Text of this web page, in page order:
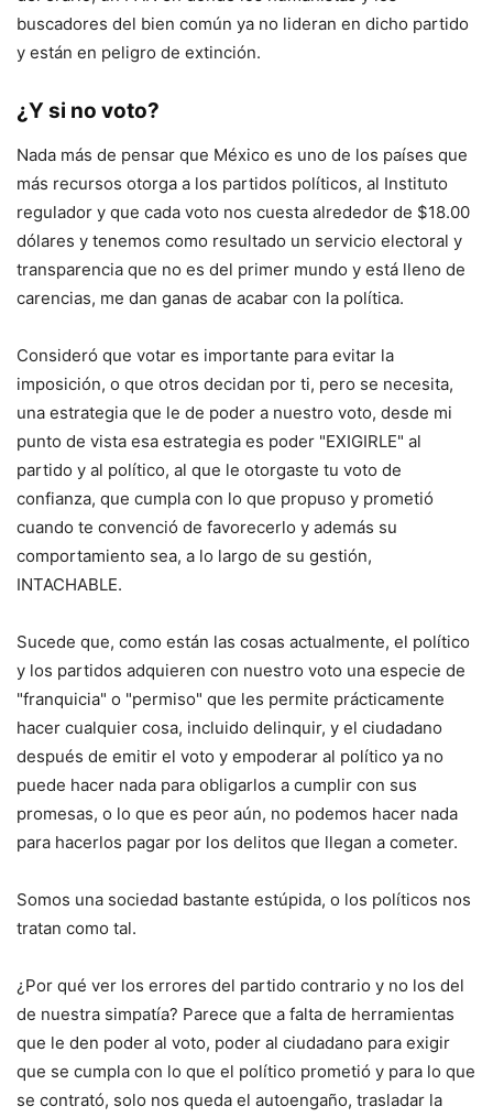
buscadores del bien común ya no lideran en dicho partido
y están en peligro de extinción.
¿Y si no voto?
Nada más de pensar que México es uno de los países que
más recursos otorga a los partidos políticos, al Instituto
regulador y que cada voto nos cuesta alrededor de $18.00
dólares y tenemos como resultado un servicio electoral y
transparencia que no es del primer mundo y está lleno de
carencias, me dan ganas de acabar con la política.
Consideró que votar es importante para evitar la
imposición, o que otros decidan por ti, pero se necesita,
una estrategia que le de poder a nuestro voto, desde mi
punto de vista esa estrategia es poder "EXIGIRLE" al
partido y al político, al que le otorgaste tu voto de
confianza, que cumpla con lo que propuso y prometió
cuando te convenció de favorecerlo y además su
comportamiento sea, a lo largo de su gestión,
INTACHABLE.
Sucede que, como están las cosas actualmente, el político
y los partidos adquieren con nuestro voto una especie de
"franquicia" o "permiso" que les permite prácticamente
hacer cualquier cosa, incluido delinquir, y el ciudadano
después de emitir el voto y empoderar al político ya no
puede hacer nada para obligarlos a cumplir con sus
promesas, o lo que es peor aún, no podemos hacer nada
para hacerlos pagar por los delitos que llegan a cometer.
Somos una sociedad bastante estúpida, o los políticos nos
tratan como tal.
¿Por qué ver los errores del partido contrario y no los del
de nuestra simpatía? Parece que a falta de herramientas
que le den poder al voto, poder al ciudadano para exigir
que se cumpla con lo que el político prometió y para lo que
se contrató, solo nos queda el autoengaño, trasladar la